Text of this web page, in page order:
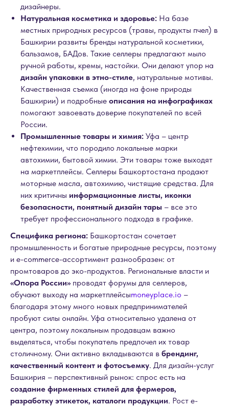
дизайнеры.
Натуральная косметика и здоровье: На базе
местных природных ресурсов (травы, продукты пчел) в
Башкирии развиты бренды натуральной косметики,
бальзамов, БАДов. Такие селлеры предлагают мыло
ручной работы, кремы, настойки. Они делают упор на
дизайн упаковки в этно-стиле, натуральные мотивы.
Качественная съемка (иногда на фоне природы
Башкирии) и подробные описания на инфографиках
помогают завоевать доверие покупателей по всей
России.
Промышленные товары и химия: Уфа – центр
нефтехимии, что породило локальные марки
автохимии, бытовой химии. Эти товары тоже выходят
на маркетплейсы. Селлеры Башкортостана продают
моторные масла, автохимию, чистящие средства. Для
них критичны информационные листы, иконки
безопасности, понятный дизайн тары – все это
требует профессионального подхода в графике.
Специфика региона: Башкортостан сочетает
промышленность и богатые природные ресурсы, поэтому
и e-commerce-ассортимент разнообразен: от
промтоваров до эко-продуктов. Региональные власти и
«Опора России» проводят форумы для селлеров,
обучают выходу на маркетплейсыmoneyplace.io –
благодаря этому много новых предпринимателей
пробуют силы онлайн. Уфа относительно удалена от
центра, поэтому локальным продавцам важно
выделяться, чтобы покупатель предпочел их товар
столичному. Они активно вкладываются в брендинг,
качественный контент и фотосъемку. Для дизайн-услуг
Башкирия – перспективный рынок: спрос есть на
создание фирменных стилей для фермеров,
разработку этикеток, каталоги продукции. Рост e-